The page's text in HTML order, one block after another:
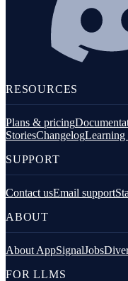
RESOURCES
Plans & pricing
StoriesChangelogLearning
SUPPORT
Contact usEmail support
ABOUT
About AppSignalJobs
FOR LLMS